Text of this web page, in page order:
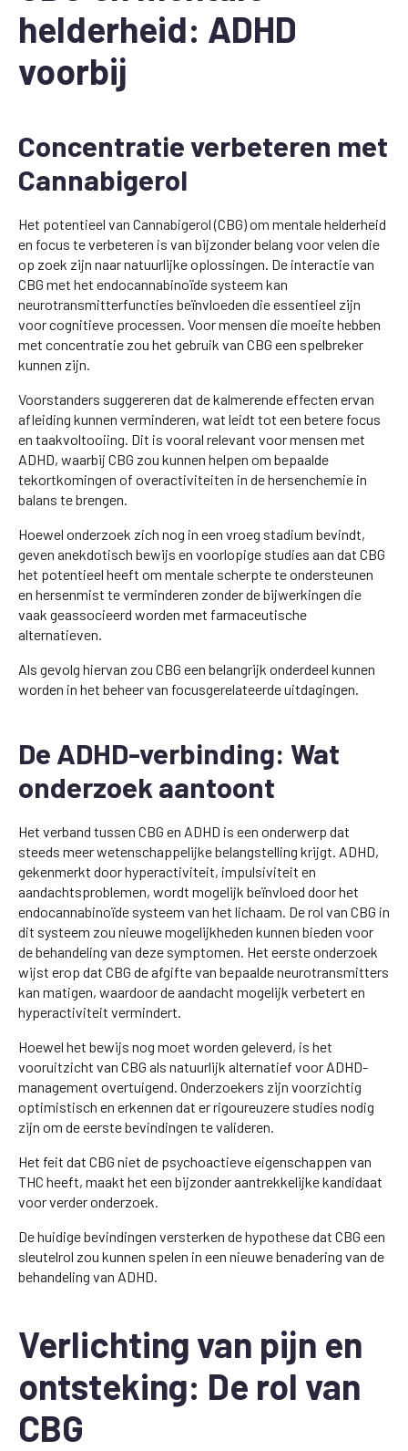
helderheid: ADHD
voorbij
Concentratie verbeteren met
Cannabigerol
Het potentieel van Cannabigerol (CBG) om mentale helderheid
en focus te verbeteren is van bijzonder belang voor velen die
op zoek zijn naar natuurlijke oplossingen. De interactie van
CBG met het endocannabinoïde systeem kan
neurotransmitterfuncties beïnvloeden die essentieel zijn
voor cognitieve processen. Voor mensen die moeite hebben
met concentratie zou het gebruik van CBG een spelbreker
kunnen zijn.
Voorstanders suggereren dat de kalmerende effecten ervan
afleiding kunnen verminderen, wat leidt tot een betere focus
en taakvoltooiing. Dit is vooral relevant voor mensen met
ADHD, waarbij CBG zou kunnen helpen om bepaalde
tekortkomingen of overactiviteiten in de hersenchemie in
balans te brengen.
Hoewel onderzoek zich nog in een vroeg stadium bevindt,
geven anekdotisch bewijs en voorlopige studies aan dat CBG
het potentieel heeft om mentale scherpte te ondersteunen
en hersenmist te verminderen zonder de bijwerkingen die
vaak geassocieerd worden met farmaceutische
alternatieven.
Als gevolg hiervan zou CBG een belangrijk onderdeel kunnen
worden in het beheer van focusgerelateerde uitdagingen.
De ADHD-verbinding: Wat
onderzoek aantoont
Het verband tussen CBG en ADHD is een onderwerp dat
steeds meer wetenschappelijke belangstelling krijgt. ADHD,
gekenmerkt door hyperactiviteit, impulsiviteit en
aandachtsproblemen, wordt mogelijk beïnvloed door het
endocannabinoïde systeem van het lichaam. De rol van CBG in
dit systeem zou nieuwe mogelijkheden kunnen bieden voor
de behandeling van deze symptomen. Het eerste onderzoek
wijst erop dat CBG de afgifte van bepaalde neurotransmitters
kan matigen, waardoor de aandacht mogelijk verbetert en
hyperactiviteit vermindert.
Hoewel het bewijs nog moet worden geleverd, is het
vooruitzicht van CBG als natuurlijk alternatief voor ADHD-
management overtuigend. Onderzoekers zijn voorzichtig
optimistisch en erkennen dat er rigoureuzere studies nodig
zijn om de eerste bevindingen te valideren.
Het feit dat CBG niet de psychoactieve eigenschappen van
THC heeft, maakt het een bijzonder aantrekkelijke kandidaat
voor verder onderzoek.
De huidige bevindingen versterken de hypothese dat CBG een
sleutelrol zou kunnen spelen in een nieuwe benadering van de
behandeling van ADHD.
Verlichting van pijn en
ontsteking: De rol van
CBG